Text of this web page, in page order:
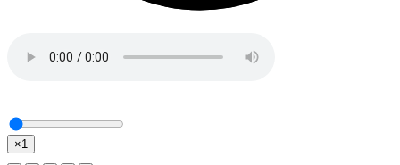
×1